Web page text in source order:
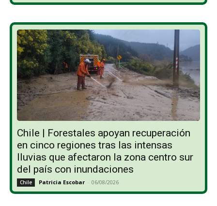
Chile | Forestales apoyan recuperación
en cinco regiones tras las intensas
lluvias que afectaron la zona centro sur
del país con inundaciones
Chile Patricia Escobar - 06/08/2026